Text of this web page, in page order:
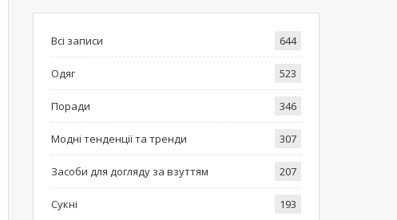
Всі записи 644
Одяг 523
Поради 346
Модні тенденції та тренди 307
Засоби для догляду за взуттям 207
Сукні 193